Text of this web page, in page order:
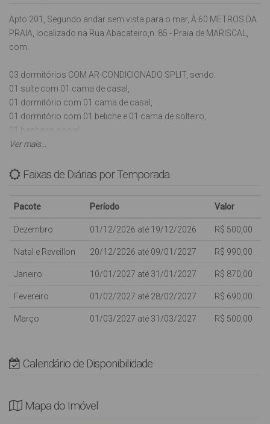
Apto 201, Segundo andar sem vista para o mar, À 60 METROS DA
PRAIA, localizado na Rua Abacateiro,n. 85 - Praia de MARISCAL,
com:
03 dormitórios COM AR-CONDICIONADO SPLIT, sendo:
01 suíte com 01 cama de casal,
01 dormitório com 01 cama de casal,
01 dormitório com 01 beliche e 01 cama de solteiro,
01 banheiro social,
Sala com 01 sofá-cama de solteiro e TV (Antena Parabólica),
01 vaga de garagem coberta,
oferecida para os clientes como cortesia, NÃO ESTANDO
Aceita-se Animais de estimação de pequeno porte.
cama na sala.
Crianças de qualquer idade são bem vindas, porém dentro da
Ver mais...
Faixas de Diárias por Temporada
Pacote Período Valor
Dezembro 01/12/2026 até 19/12/2026 R$ 500,00
Natal e Reveillon 20/12/2026 até 09/01/2027 R$ 990,00
Janeiro 10/01/2027 até 31/01/2027 R$ 870,00
Fevereiro 01/02/2027 até 28/02/2027 R$ 690,00
Março 01/03/2027 até 31/03/2027 R$ 500,00
Calendário de Disponibilidade
Mapa do Imóvel